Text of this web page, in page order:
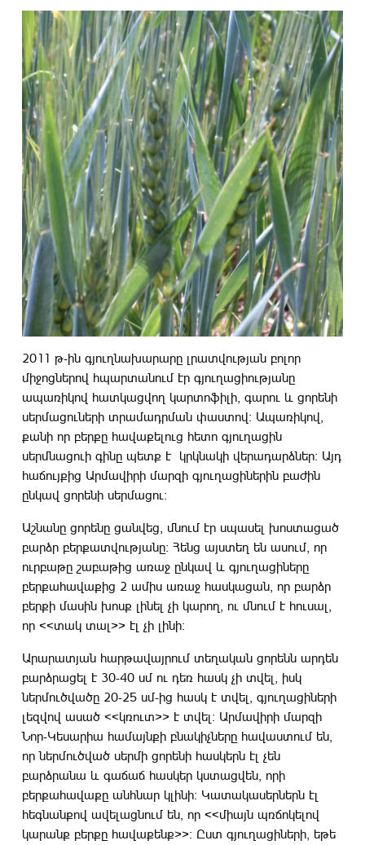
2011 թ-ին գյուղնախարարը լրատվության բոլոր
միջոցներով հպարտանում էր գյուղացիությանը
ապառիկով հատկացվող կարտոֆիլի, գարու և ցորենի
սերմացուների տրամադրման փաստով: Ապառիկով,
քանի որ բերքը հավաքելուց հետո գյուղացին
սերմնացուի գինը պետք է կրկնակի վերադարձներ: Այդ
հաճույքից Արմավիրի մարզի գյուղացիներին բաժին
ընկավ ցորենի սերմացու:
Աշնանը ցորենը ցանվեց, մնում էր սպասել խոստացած
բարձր բերքատվությանը: Հենց այստեղ են ասում, որ
ուրբաթը շաբաթից առաջ ընկավ և գյուղացիները
բերքահավաքից 2 ամիս առաջ հասկացան, որ բարձր
բերքի մասին խոսք լինել չի կարող, ու մնում է հուսալ,
որ <<տակ տալ>> էլ չի լինի:
Արարատյան հարթավայրում տեղական ցորենն արդեն
բարձրացել է 30-40 սմ ու դեռ հասկ չի տվել, իսկ
ներմուծվածը 20-25 սմ-ից հասկ է տվել, գյուղացիների
լեզվով ասած <<կռուտ>> է տվել: Արմավիրի մարզի
Նոր-Կեսարիա համայնքի բնակիչները հավաստում են,
որ ներմուծված սերմի ցորենի հասկերն էլ չեն
բարձրանա և գաճաճ հասկեր կստացվեն, որի
բերքահավաքը անհնար կլինի: Կատակասերներն էլ
հեգնանքով ավելացնում են, որ <<միայն պռճոկելով
կարանք բերքը հավաքենք>>: Ըստ գյուղացիների, եթե